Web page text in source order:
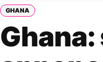
GHANA